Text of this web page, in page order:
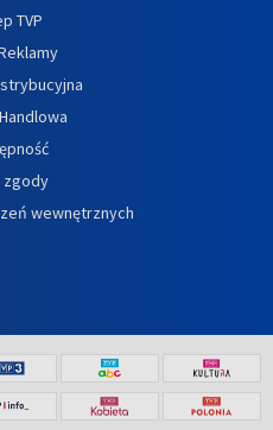
TVP
zgody
wewnętrznych